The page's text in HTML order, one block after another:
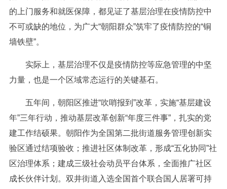
的上门服务和就医保障，都见证了基层治理在疫情防控中
不可或缺的地位，为广大“朝阳群众”筑牢了疫情防控的“铜
墙铁壁”。
实际上，基层治理不仅是疫情防控等应急管理的中坚
力量，也是一个区域常态运行的关键基石。
五年间，朝阳区推进“吹哨报到”改革，实施“基层建设
年”三年行动，推动基层改革创新“年度三件事”，扎实的党
建工作结硕果。朝阳作为全国第二批街道服务管理创新实
验区通过结项验收；推进社区体制改革，形成“五化协同”社
区治理体系；建成三级社会动员平台体系，全面推广社区
成长伙伴计划。双井街道入选全国首个联合国人居署可持